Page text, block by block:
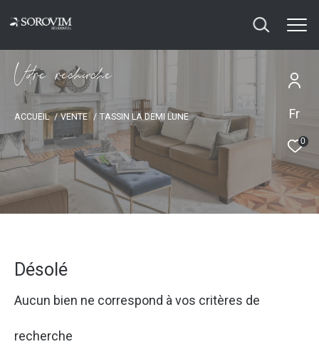
Fr
0
Vore recece
ACCUEIL VENTE TASSIN LA DEMI LUNE
Désolé
Aucun bien ne correspond à vos critères de
recherche